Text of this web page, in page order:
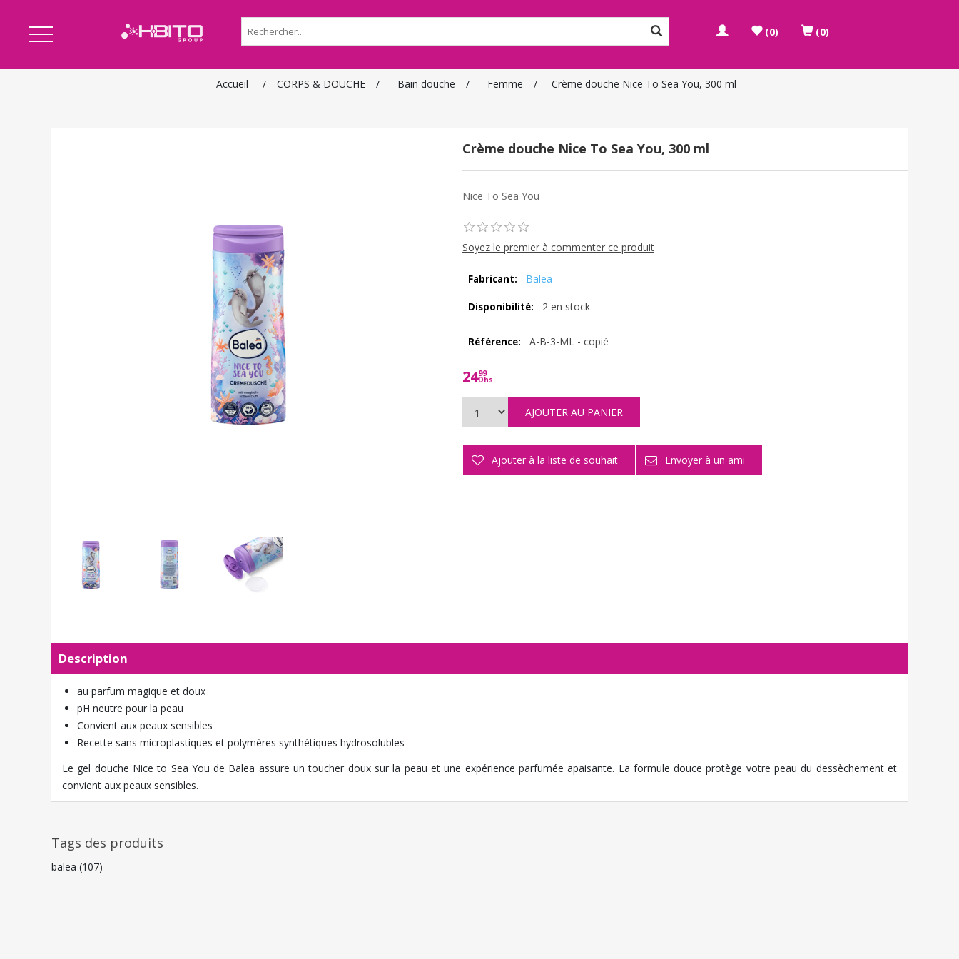
(0) (0)
Accueil / CORPS & DOUCHE / Bain douche / Femme / Crème douche Nice To Sea You, 300 ml
Crème douche Nice To Sea You, 300 ml
Nice To Sea You
Soyez le premier à commenter ce produit
Fabricant: Balea
Disponibilité: 2 en stock
Référence: A-B-3-ML - copié
2499
Dhs
Description
au parfum magique et doux
pH neutre pour la peau
Convient aux peaux sensibles
Recette sans microplastiques et polymères synthétiques hydrosolubles
Le gel douche Nice to Sea You de Balea assure un toucher doux sur la peau et une expérience parfumée apaisante. La formule douce protège votre peau du dessèchement et
convient aux peaux sensibles.
Tags des produits
balea (107)